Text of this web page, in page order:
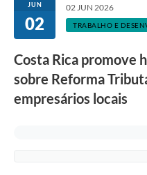
JUN
02
02 JUN 2026
TRABALHO E
Costa Rica promove
sobre Reforma
empresários locais